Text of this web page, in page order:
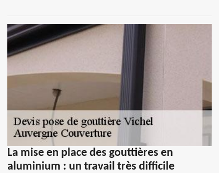
La mise en place des gouttières en
aluminium : un travail très difficile